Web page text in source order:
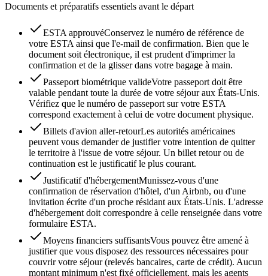
Documents et préparatifs essentiels avant le départ
ESTA approuvéConservez le numéro de référence de
votre ESTA ainsi que l'e-mail de confirmation. Bien que le
document soit électronique, il est prudent d'imprimer la
confirmation et de la glisser dans votre bagage à main.
Passeport biométrique valideVotre passeport doit être
valable pendant toute la durée de votre séjour aux États-Unis.
Vérifiez que le numéro de passeport sur votre ESTA
correspond exactement à celui de votre document physique.
Billets d'avion aller-retourLes autorités américaines
peuvent vous demander de justifier votre intention de quitter
le territoire à l'issue de votre séjour. Un billet retour ou de
continuation est le justificatif le plus courant.
Justificatif d'hébergementMunissez-vous d'une
confirmation de réservation d'hôtel, d'un Airbnb, ou d'une
invitation écrite d'un proche résidant aux États-Unis. L'adresse
d'hébergement doit correspondre à celle renseignée dans votre
formulaire ESTA.
Moyens financiers suffisantsVous pouvez être amené à
justifier que vous disposez des ressources nécessaires pour
couvrir votre séjour (relevés bancaires, carte de crédit). Aucun
montant minimum n'est fixé officiellement, mais les agents